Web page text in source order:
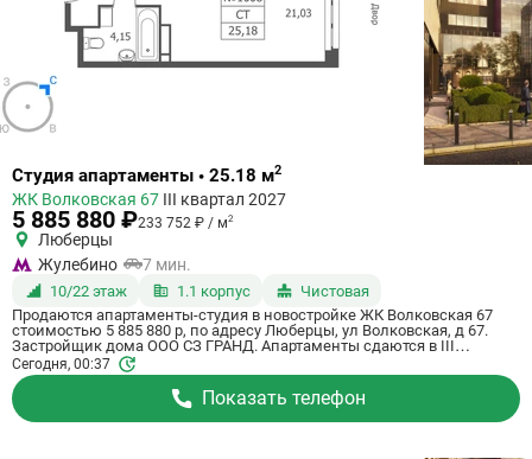
Ссылка
квартиру
Студия апартаменты • 25.18 м2
ЖК Волковская 67 III квартал 2027
5 885 880 ₽233 752 ₽ / м2
Люберцы
Жулебино
7 мин.
10/22 этаж 1.1 корпус
Чистовая
Продаются апартаменты-студия в новостройке ЖК Волковская 67
стоимостью 5 885 880 р, по адресу Люберцы, ул Волковская, д 67.
Застройщик дома ООО СЗ ГРАНД. Апартаменты сдаются в III
квартале 2027 года с чистовой отделкой, в 20 минутах на машине от
станции метро Некрасовка. Общая площадь апартаментов - 25.18 м².
Этаж 10 из 21. ID апартаментов на СтройкиРУ 725078, скажите его
когда будете звонить.
Сегодня, 00:37
Показать телефон